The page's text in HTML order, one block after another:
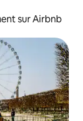
sur Airbnb